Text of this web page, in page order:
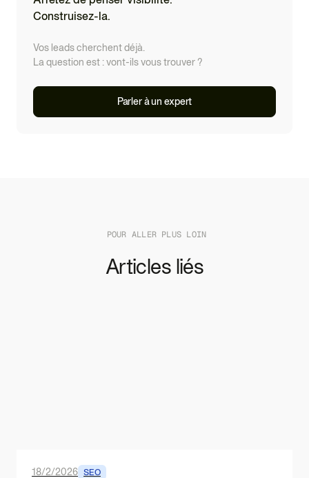
Construisez-la.
Vos leads cherchent déjà.
La question est : vont-ils vous trouver ?
Parler à un expert
des modèles. Mais cette forme d'autorité ne se mesure
mentions, citations et liens éditoriaux
POUR ALLER PLUS LOIN
Articles liés
18/2/2026 SEO